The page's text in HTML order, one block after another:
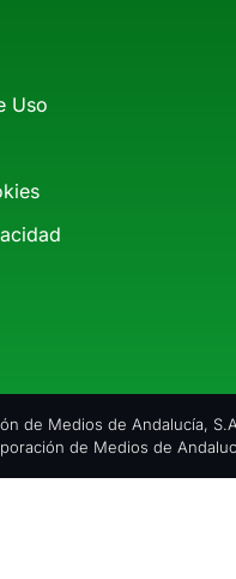
Uso
de Medios de Andalucía,
de Medios de